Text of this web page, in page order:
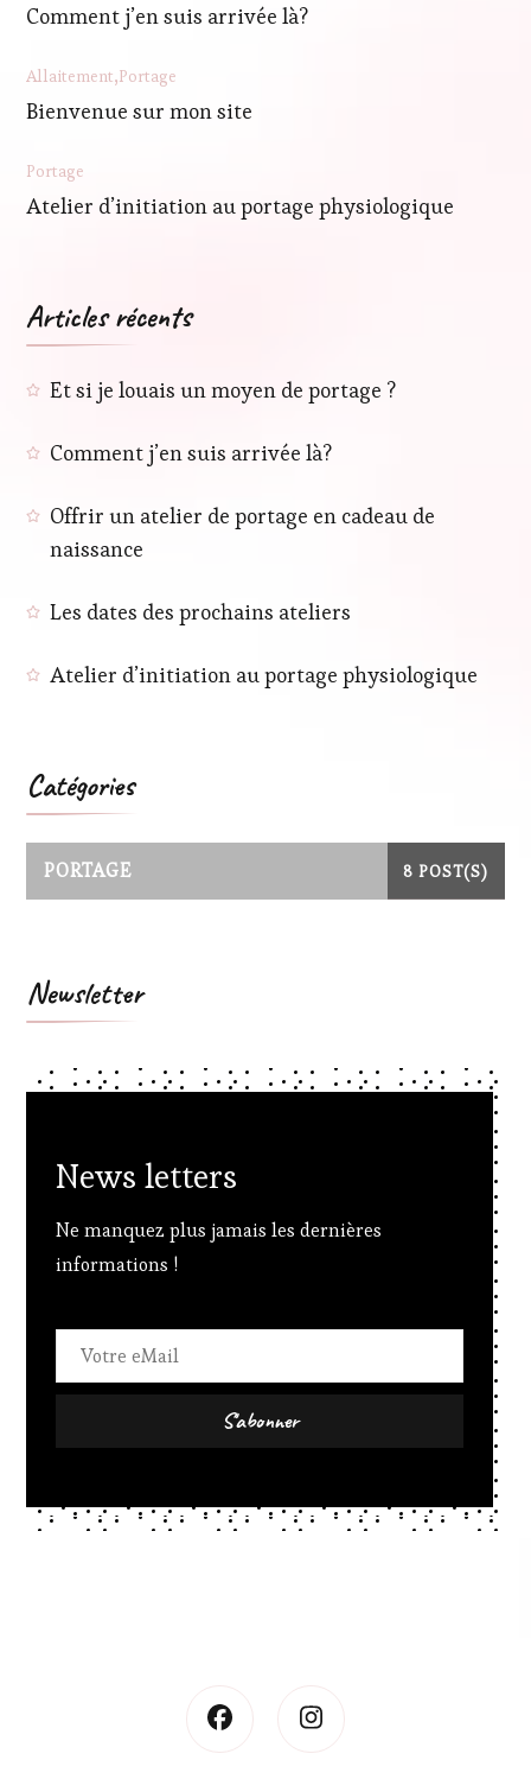
Comment j’en suis arrivée là?
Allaitement Portage
Bienvenue sur mon site
Portage
Atelier d’initiation au portage physiologique
Articles récents
Et si je louais un moyen de portage ?
Comment j’en suis arrivée là?
Offrir un atelier de portage en cadeau de
naissance
Les dates des prochains ateliers
Atelier d’initiation au portage physiologique
Catégories
PORTAGE 8 POST(S)
Newsletter
News letters
Ne manquez plus jamais les dernières
informations !